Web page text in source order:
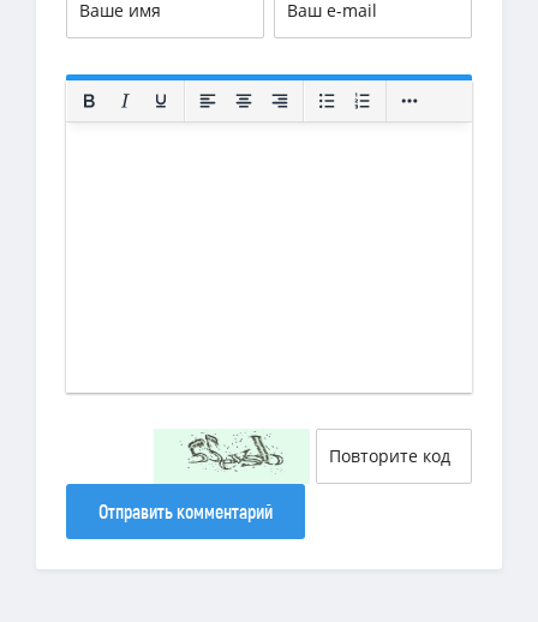
Отправить комментарий